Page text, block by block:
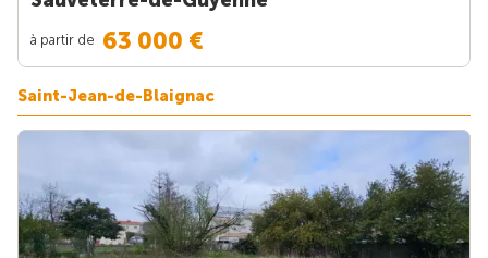
à partir de 63 000 €
Saint-Jean-de-Blaignac